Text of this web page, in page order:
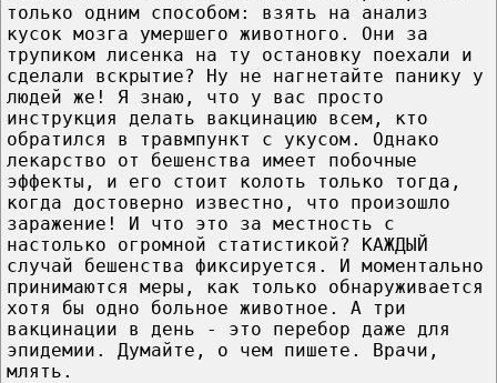
только одним способом: взять на анализ
кусок мозга умершего животного. Они за
трупиком лисенка на ту остановку поехали и
сделали вскрытие? Ну не нагнетайте панику у
людей же! Я знаю, что у вас просто
инструкция делать вакцинацию всем, кто
обратился в травмпункт с укусом. Однако
лекарство от бешенства имеет побочные
эффекты, и его стоит колоть только тогда,
когда достоверно известно, что произошло
заражение! И что это за местность с
настолько огромной статистикой? КАЖДЫЙ
случай бешенства фиксируется. И моментально
принимаются меры, как только обнаруживается
хотя бы одно больное животное. А три
вакцинации в день - это перебор даже для
эпидемии. Думайте, о чем пишете. Врачи,
млять.